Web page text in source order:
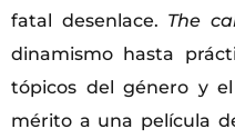
fatal desenlace. The
dinamismo hasta
tópicos del género y
mérito a una película